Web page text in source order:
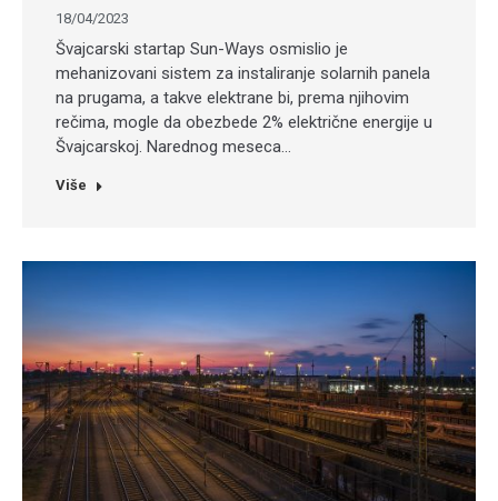
18/04/2023
Švajcarski startap Sun-Ways osmislio je
mehanizovani sistem za instaliranje solarnih panela
na prugama, a takve elektrane bi, prema njihovim
rečima, mogle da obezbede 2% električne energije u
Švajcarskoj. Narednog meseca…
Više